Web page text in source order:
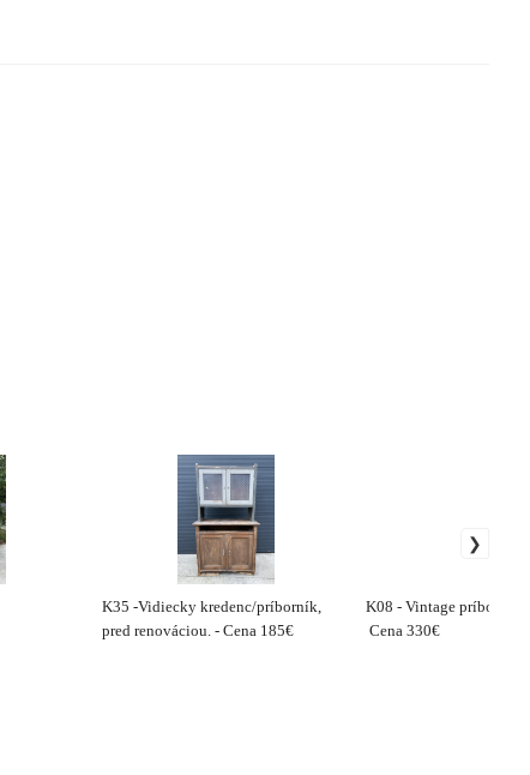
K35 -Vidiecky kredenc/príborník,
pred renováciou. - Cena 185€
K08 - Vintage príborník /
Cena 330€